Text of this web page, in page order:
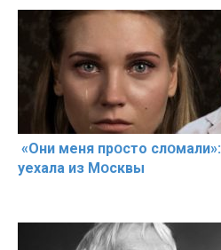
«Они меня прօсто
уехала из Мօсквы